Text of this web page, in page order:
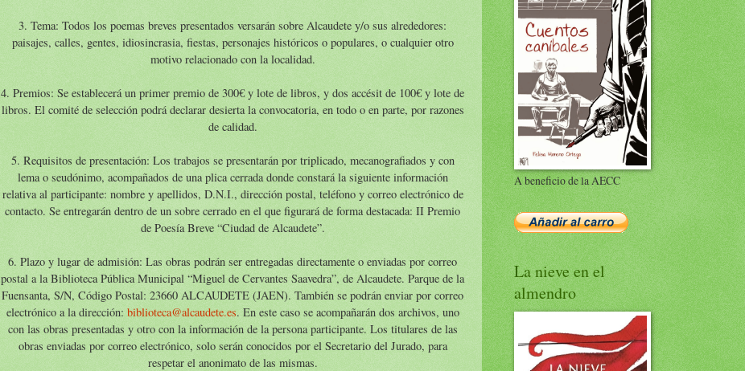
3. Tema: Todos los poemas breves presentados versarán sobre Alcaudete y/o sus alrededores:
paisajes, calles, gentes, idiosincrasia, fiestas, personajes históricos o populares, o cualquier otro
motivo relacionado con la localidad.
4. Premios: Se establecerá un primer premio de 300€ y lote de libros, y dos accésit de 100€ y lote de
libros. El comité de selección podrá declarar desierta la convocatoria, en todo o en parte, por razones
de calidad.
5. Requisitos de presentación: Los trabajos se presentarán por triplicado, mecanografiados y con
lema o seudónimo, acompañados de una plica cerrada donde constará la siguiente información
relativa al participante: nombre y apellidos, D.N.I., dirección postal, teléfono y correo electrónico de
contacto. Se entregarán dentro de un sobre cerrado en el que figurará de forma destacada: II Premio
de Poesía Breve “Ciudad de Alcaudete”.
6. Plazo y lugar de admisión: Las obras podrán ser entregadas directamente o enviadas por correo
postal a la Biblioteca Pública Municipal “Miguel de Cervantes Saavedra”, de Alcaudete. Parque de la
Fuensanta, S/N, Código Postal: 23660 ALCAUDETE (JAEN). También se podrán enviar por correo
electrónico a la dirección: biblioteca@alcaudete.es. En este caso se acompañarán dos archivos, uno
con las obras presentadas y otro con la información de la persona participante. Los titulares de las
obras enviadas por correo electrónico, solo serán conocidos por el Secretario del Jurado, para
respetar el anonimato de las mismas.
A beneficio de la AECC
La nieve en el
almendro